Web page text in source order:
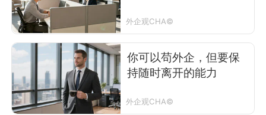
外企观CHA©
你可以苟外企，但要保
持随时离开的能力
外企观CHA©